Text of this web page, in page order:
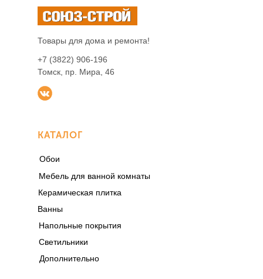
КАТАЛОГ
Товары для дома и ремонта!
Обои
Мебель для ванной комнаты
+7 (3822) 906-196
Томск, пр. Мира, 46
Напольные покрытия
Светильники
Дополнительно
Керамическая плитка
Ванны